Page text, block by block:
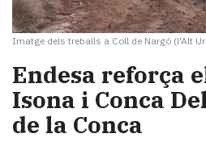
Imatge dels treballs a Coll de Nargó (l'Alt
​Endesa reforça
Isona i Conca
de la Conca